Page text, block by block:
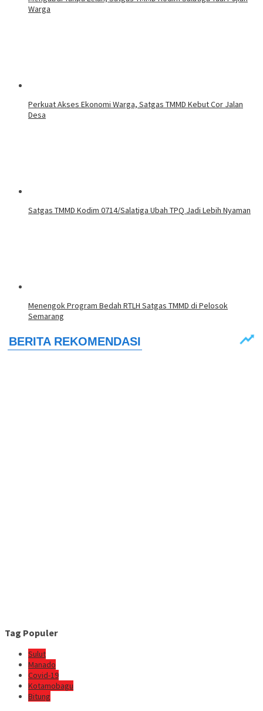
Warga
Perkuat Akses Ekonomi Warga, Satgas TMMD Kebut Cor Jalan
Desa
Satgas TMMD Kodim 0714/Salatiga Ubah TPQ Jadi Lebih Nyaman
Menengok Program Bedah RTLH Satgas TMMD di Pelosok
Semarang
Tag Populer
Sulut
Manado
Covid-19
Kotamobagu
Bitung